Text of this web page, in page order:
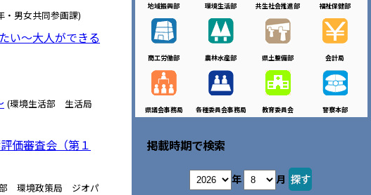
男女共同参画課)
い～大人ができる
(環境生活部 生活局
価審査会（第１
環境政策局 ジオパ
地域振興部 環境生活部 共生社会推進部 福祉保健部
商工労働部 農林水産部 県土整備部 会計局
県議会事務局 各種委員会事務局 教育委員会 警察本部
掲載時期で検索
年 月